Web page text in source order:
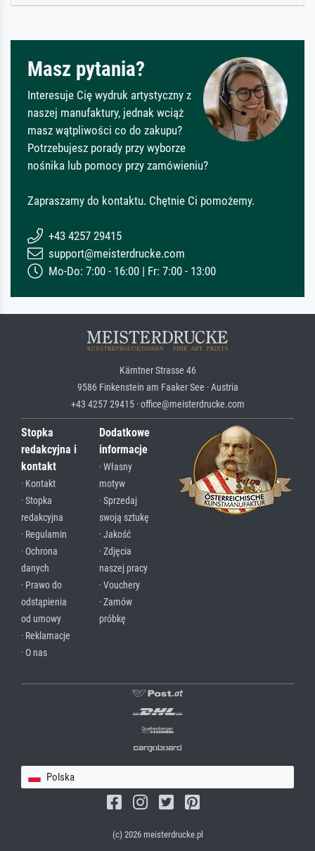
Masz pytania?
Interesuje Cię wydruk artystyczny z
naszej manufaktury, jednak wciąż
masz wątpliwości co do zakupu?
Potrzebujesz porady przy wyborze
nośnika lub pomocy przy zamówieniu?
Zapraszamy do kontaktu. Chętnie Ci pomożemy.
+43 4257 29415
support@meisterdrucke.com
Mo-Do: 7:00 - 16:00 | Fr: 7:00 - 13:00
Kärntner Strasse 46
9586 Finkenstein am Faaker See · Austria
+43 4257 29415 · office@meisterdrucke.com
Stopka
redakcyjna i
kontakt
· Kontakt
· Stopka
redakcyjna
· Regulamin
· Ochrona
danych
· Prawo do
odstąpienia
od umowy
· Reklamacje
· O nas
Dodatkowe
informacje
· Własny
motyw
· Sprzedaj
swoją sztukę
· Jakość
· Zdjęcia
naszej pracy
· Vouchery
· Zamów
próbkę
Polska
(c) 2026 meisterdrucke.pl